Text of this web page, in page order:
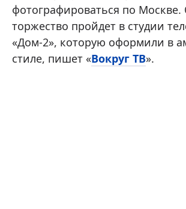
фотографироваться по Москве.
торжество пройдет в студии
«Дом-2», которую оформили в
стиле, пишет «Вокруг ТВ».